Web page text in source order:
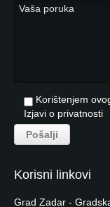
Korištenjem
Izjavi o privatnosti
Korisni linkovi
Grad Zadar -